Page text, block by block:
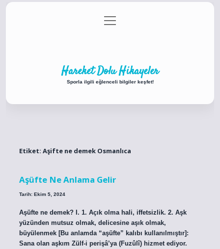
Gizlilik Politikası
menüyü
aç
Hareket Dolu Hikayeler
Sporla ilgili eğlenceli bilgiler keşfet!
Etiket: Aşifte ne demek Osmanlıca
Aşüfte Ne Anlama Gelir
Tarih: Ekim 5, 2024
Aşüfte ne demek? I. 1. Açık olma hali, iffetsizlik. 2. Aşk
yüzünden mutsuz olmak, delicesine aşık olmak,
büyülenmek [Bu anlamda “aşüfte” kalıbı kullanılmıştır]:
Sana olan aşkım Zülf-i perişâ’ya (Fuzûlî) hizmet ediyor.